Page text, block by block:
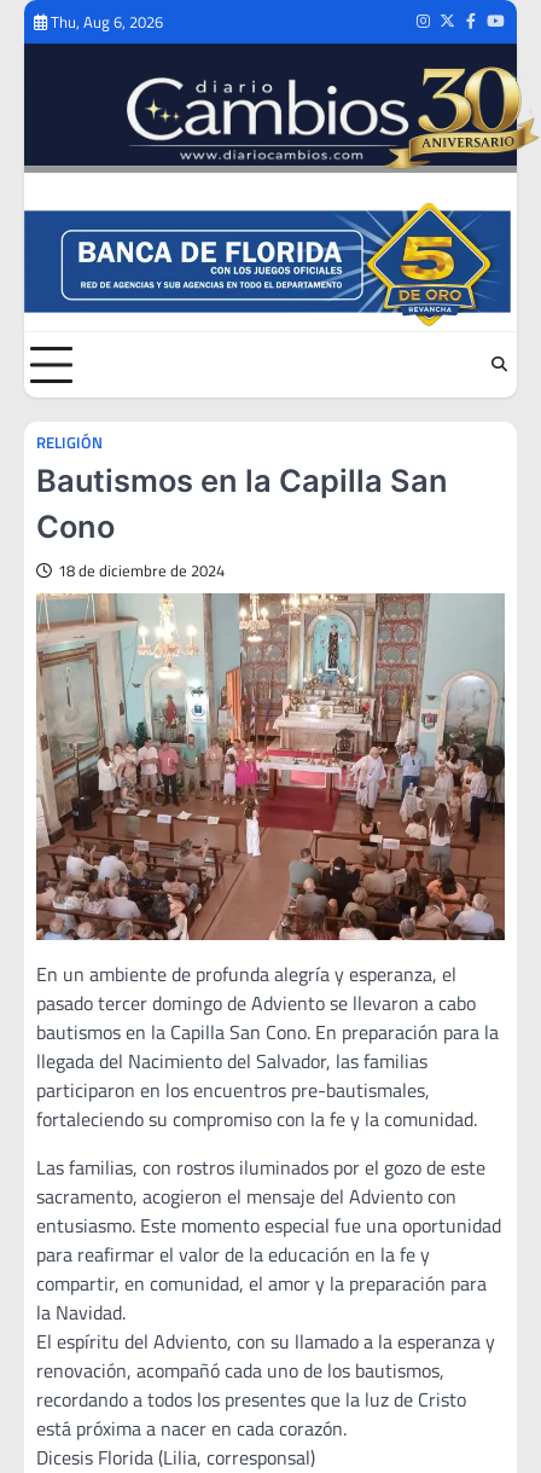
Skip
Thu, Aug 6, 2026 Instagram
TwitterFacebook
RELIGIÓN
Bautismos en la Capilla San
Cono
18 de diciembre de 2024
En un ambiente de profunda alegría y esperanza, el
pasado tercer domingo de Adviento se llevaron a cabo
bautismos en la Capilla San Cono. En preparación para la
llegada del Nacimiento del Salvador, las familias
participaron en los encuentros pre-bautismales,
fortaleciendo su compromiso con la fe y la comunidad.
Las familias, con rostros iluminados por el gozo de este
sacramento, acogieron el mensaje del Adviento con
entusiasmo. Este momento especial fue una oportunidad
para reafirmar el valor de la educación en la fe y
compartir, en comunidad, el amor y la preparación para
la Navidad.
El espíritu del Adviento, con su llamado a la esperanza y
renovación, acompañó cada uno de los bautismos,
recordando a todos los presentes que la luz de Cristo
está próxima a nacer en cada corazón.
Dicesis Florida (Lilia, corresponsal)